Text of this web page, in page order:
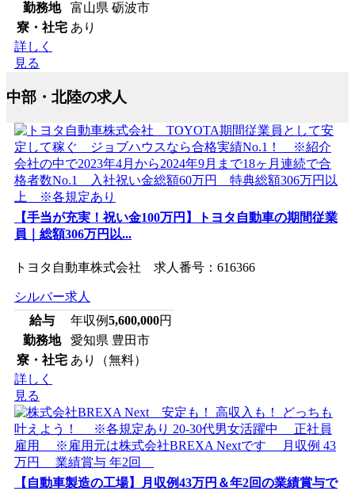
勤務地
富山県 砺波市
寮・社宅 あり
詳しく
見る
中部・北陸の求人
【手当が充実！祝い金100万円】トヨタ自動車の期間従業
員｜総額306万円以...
トヨタ自動車株式会社 求人番号：616366
シルバー求人
給与
年収例5,600,000円
勤務地
愛知県 豊田市
寮・社宅 あり（無料）
詳しく
見る
【自動車製造の工場】月収例43万円＆年2回の業績賞与で